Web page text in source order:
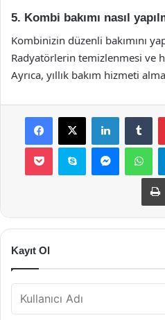
5. Kombi bakımı nasıl
Kombinizin düzenli bakımını
Radyatörlerin temizlenmesi ve
Ayrıca, yıllık bakım hizmeti
Facebook
X LinkedIn
Pocket Skype
Kayıt Ol